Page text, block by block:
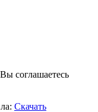
соглашаетесь
Скачать